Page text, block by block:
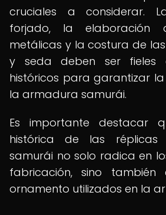
cruciales a considerar.
forjado, la elaboración
metálicas y la costura de
y seda deben ser fieles
históricos para garantizar
la armadura samurái.
Es importante destacar
histórica de las réplicas
samurái no solo radica en
fabricación, sino
ornamento utilizados en la